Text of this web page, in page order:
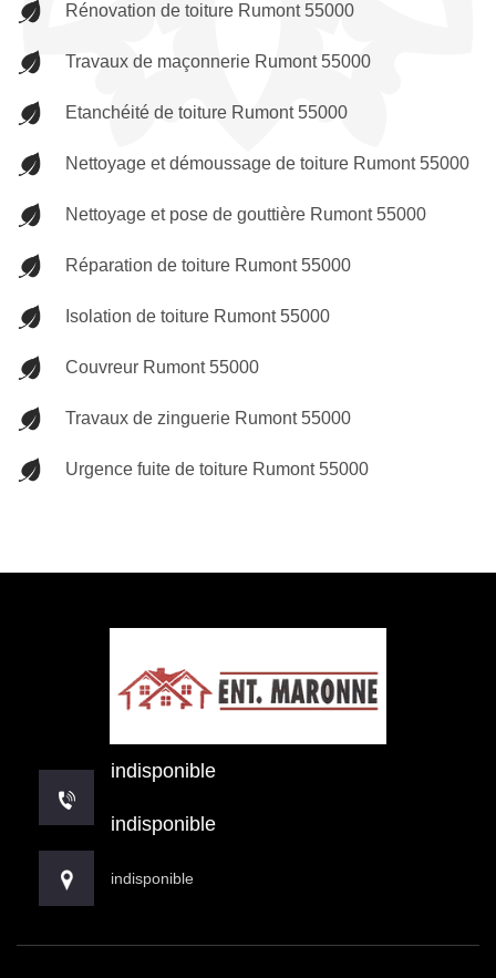
Rénovation de toiture Rumont 55000
Travaux de maçonnerie Rumont 55000
Etanchéité de toiture Rumont 55000
Nettoyage et démoussage de toiture Rumont 55000
Nettoyage et pose de gouttière Rumont 55000
Réparation de toiture Rumont 55000
Isolation de toiture Rumont 55000
Couvreur Rumont 55000
Travaux de zinguerie Rumont 55000
Urgence fuite de toiture Rumont 55000
indisponible
indisponible
indisponible